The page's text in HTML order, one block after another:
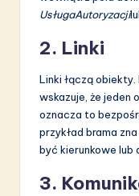
UsługaAutoryzacji
2. Linki
Linki łączą
wskazuje, że jeden
oznacza to
przykład brama
być kierunkowe lub
3.